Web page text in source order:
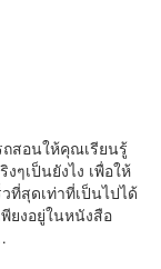
ถสอนให้คุณเรียนรู้
ๆเป็นยังไง เพื่อให้
ที่สุดเท่าที่เป็นไปได้
ยงอยู่ในหนังสือ